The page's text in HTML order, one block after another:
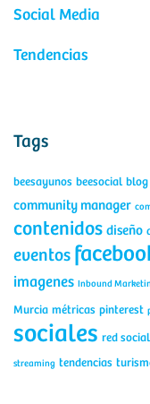
Social Media
Tendencias
Tags
beesayunos beesocial blog
community manager
contenidos diseño
eventos
imagenes Inbound
Murcia métricas pinterest
sociales red social
streaming tendencias